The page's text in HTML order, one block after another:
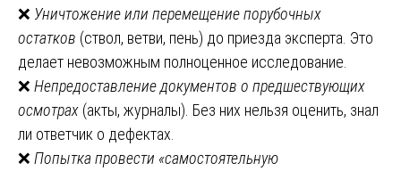
❌ Уничтожение или перемещение порубочных
остатков (ствол, ветви, пень) до приезда эксперта. Это
делает невозможным полноценное исследование.
❌ Непредоставление документов о предшествующих
осмотрах (акты, журналы). Без них нельзя оценить, знал
ли ответчик о дефектах.
❌ Попытка провести «самостоятельную